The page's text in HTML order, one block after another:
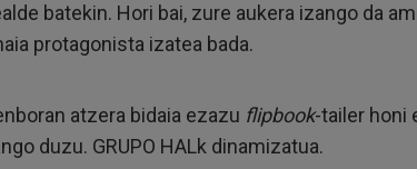
batekin. Hori bai, zure aukera izango da
protagonista izatea bada.
atzera bidaia ezazu flipbook-tailer honi
duzu. GRUPO HALk dinamizatua.